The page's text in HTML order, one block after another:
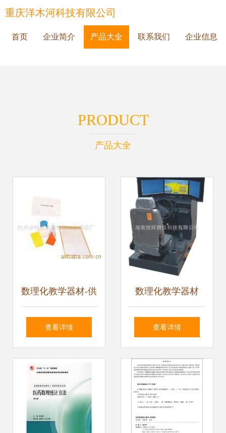
重庆洋木河科技有限公司
首页 企业简介 产品大全 联系我们 企业信息
PRODUCT
产品大全
数理化教学器材-供
应探索几何形体展
教学器材尽在阿里
巴巴-杭州余.
查看详情
数理化教学器材
3D最新豪华三屏汽
智能教育新趋势
查看详情